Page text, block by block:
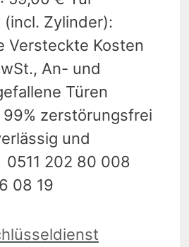
Zylinder):
Versteckte Kosten
An- und
Türen
zerstörungsfrei
und
202 80 008
08 19